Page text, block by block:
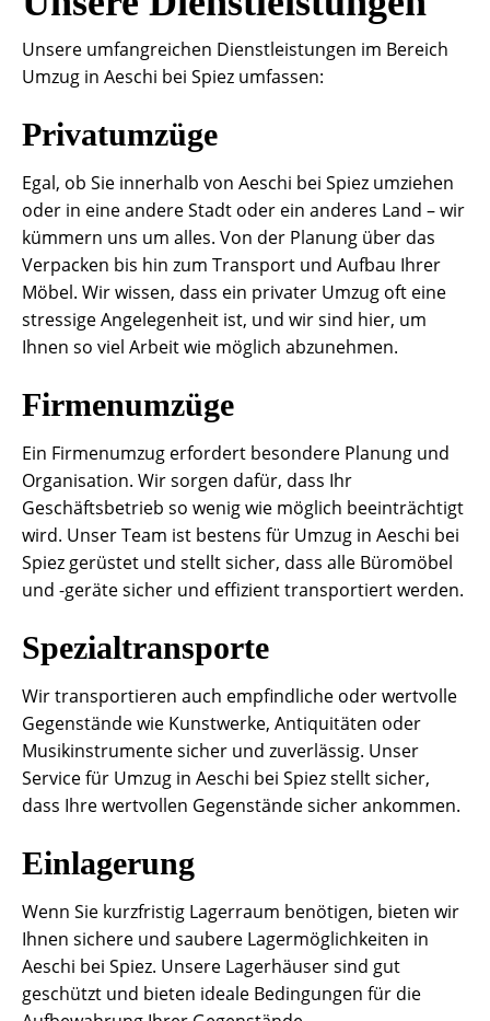
Unsere umfangreichen Dienstleistungen im Bereich
Umzug in Aeschi bei Spiez umfassen:
Privatumzüge
Egal, ob Sie innerhalb von Aeschi bei Spiez umziehen
oder in eine andere Stadt oder ein anderes Land – wir
kümmern uns um alles. Von der Planung über das
Verpacken bis hin zum Transport und Aufbau Ihrer
Möbel. Wir wissen, dass ein privater Umzug oft eine
stressige Angelegenheit ist, und wir sind hier, um
Ihnen so viel Arbeit wie möglich abzunehmen.
Firmenumzüge
Ein Firmenumzug erfordert besondere Planung und
Organisation. Wir sorgen dafür, dass Ihr
Geschäftsbetrieb so wenig wie möglich beeinträchtigt
wird. Unser Team ist bestens für Umzug in Aeschi bei
Spiez gerüstet und stellt sicher, dass alle Büromöbel
und -geräte sicher und effizient transportiert werden.
Spezialtransporte
Wir transportieren auch empfindliche oder wertvolle
Gegenstände wie Kunstwerke, Antiquitäten oder
Musikinstrumente sicher und zuverlässig. Unser
Service für Umzug in Aeschi bei Spiez stellt sicher,
dass Ihre wertvollen Gegenstände sicher ankommen.
Einlagerung
Wenn Sie kurzfristig Lagerraum benötigen, bieten wir
Ihnen sichere und saubere Lagermöglichkeiten in
Aeschi bei Spiez. Unsere Lagerhäuser sind gut
geschützt und bieten ideale Bedingungen für die